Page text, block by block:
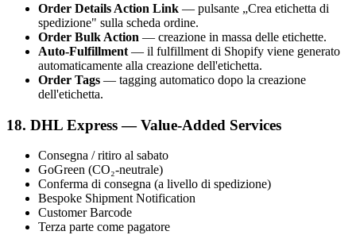
Order Details Action Link — pulsante „Crea etichetta di
spedizione" sulla scheda ordine.
Order Bulk Action — creazione in massa delle etichette.
Auto-Fulfillment — il fulfillment di Shopify viene generato
automaticamente alla creazione dell'etichetta.
Order Tags — tagging automatico dopo la creazione
dell'etichetta.
18. DHL Express — Value-Added Services
Consegna / ritiro al sabato
GoGreen (CO₂-neutrale)
Conferma di consegna (a livello di spedizione)
Bespoke Shipment Notification
Customer Barcode
Terza parte come pagatore